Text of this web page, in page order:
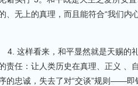
、无上的真理，而且能符合“我们内
4. 这样看来，和平显然就是天赐的
责任：让人类历史在真理、正义 、
的忠诚，失去了对“交谈”规则——